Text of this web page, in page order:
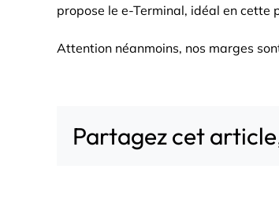
propose le e-Terminal, idéal en cette
Attention néanmoins, nos marges
Partagez cet